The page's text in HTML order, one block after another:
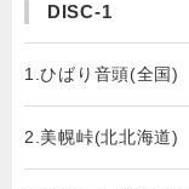
DISC-1
1.ひばり音頭(全国)
2.美幌峠(北北海道)